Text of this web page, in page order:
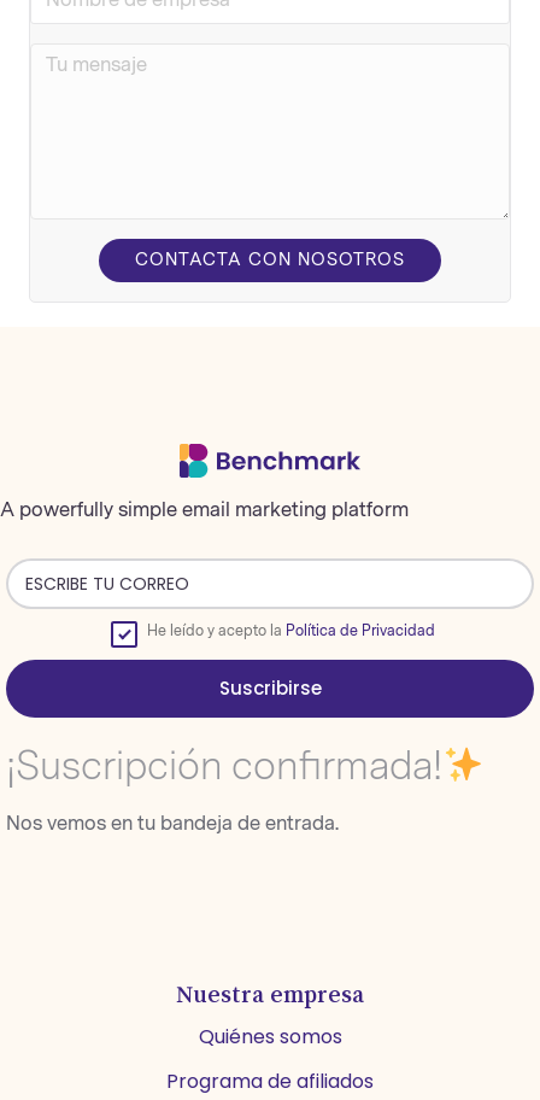
CONTACTA CON NOSOTROS
A powerfully simple email marketing platform
He leído y acepto la Política de Privacidad
Suscribirse
¡Suscripción confirmada!
Nos vemos en tu bandeja de entrada.
Nuestra empresa
Quiénes somos
Programa de afiliados